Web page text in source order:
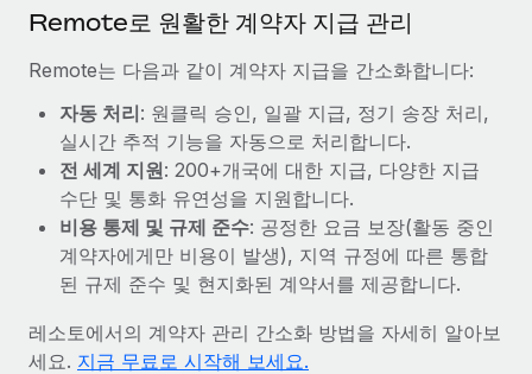
입니다. 이를 위해 최근 몇 주 동안 새로운...
자세히 알아보기
Shootsta가 Remote를 통해 네 개의 시장에서 글로벌
채용을 확장한 방법
비디오 콘텐츠를 활용한 마케팅이 계속해서 인기를 끌면서, 기업들
에게는 흥미롭고 전문적인 비디오 제작이 어느 때보다 중요해졌습
니다. 그러나 대부분의 회사들은 그렇게 높은 품질의...
Remote로 원활한 계약자 지급 관리
Remote는 다음과 같이 계약자 지급을 간소화합니다:
자동 처리: 원클릭 승인, 일괄 지급, 정기 송장 처리,
실시간 추적 기능을 자동으로 처리합니다.
전 세계 지원: 200+개국에 대한 지급, 다양한 지급
수단 및 통화 유연성을 지원합니다.
비용 통제 및 규제 준수: 공정한 요금 보장(활동 중인
계약자에게만 비용이 발생), 지역 규정에 따른 통합
된 규제 준수 및 현지화된 계약서를 제공합니다.
레소토에서의 계약자 관리 간소화 방법을 자세히 알아보
세요. 지금 무료로 시작해 보세요.